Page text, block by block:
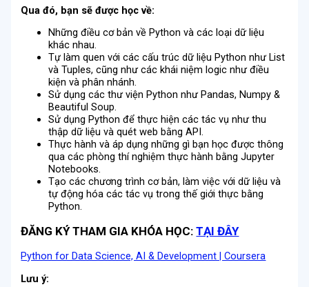
Qua đó, bạn sẽ được học về:
Những điều cơ bản về Python và các loại dữ liệu
khác nhau.
Tự làm quen với các cấu trúc dữ liệu Python như List
và Tuples, cũng như các khái niệm logic như điều
kiện và phân nhánh.
Sử dụng các thư viện Python như Pandas, Numpy &
Beautiful Soup.
Sử dụng Python để thực hiện các tác vụ như thu
thập dữ liệu và quét web bằng API.
Thực hành và áp dụng những gì bạn học được thông
qua các phòng thí nghiệm thực hành bằng Jupyter
Notebooks.
Tạo các chương trình cơ bản, làm việc với dữ liệu và
tự động hóa các tác vụ trong thế giới thực bằng
Python.
ĐĂNG KÝ THAM GIA KHÓA HỌC:TẠI ĐÂY
Python for Data Science, AI & Development | Coursera
Lưu ý: